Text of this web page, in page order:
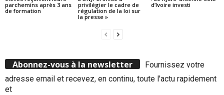
parchemins après 3 ans
de formation
privilégier le cadre de
régulation de la loi sur
la presse »
d’Ivoire investi
Abonnez-vous à la newsletter
Fournissez votre
adresse email et recevez, en continu, toute l'actu rapidement
et